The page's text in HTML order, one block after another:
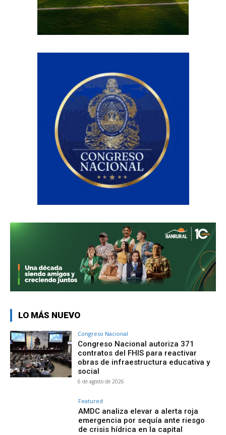
LO MÁS NUEVO
Congreso Nacional
Congreso Nacional autoriza 371
contratos del FHIS para reactivar
obras de infraestructura educativa y
social
6 de agosto de 2026
Featured
AMDC analiza elevar a alerta roja
emergencia por sequía ante riesgo
de crisis hídrica en la capital